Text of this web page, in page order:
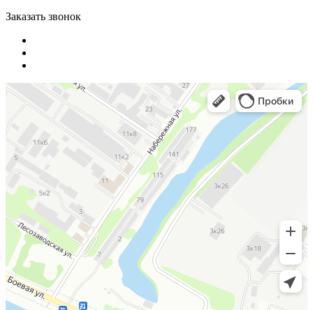
Заказать звонок